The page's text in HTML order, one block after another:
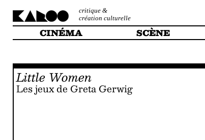
critique &
création culturelle
CINÉMA SCÈNE
Little Women
Les jeux de Greta Gerwig